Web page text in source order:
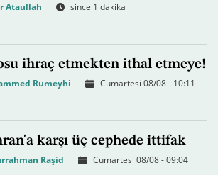
Ataullah since 1 dakika
ihraç etmekten ithal etmeye!
Rumeyhi Cumartesi 08/08 - 10:11
karşı üç cephede ittifak
Raşid Cumartesi 08/08 - 09:04